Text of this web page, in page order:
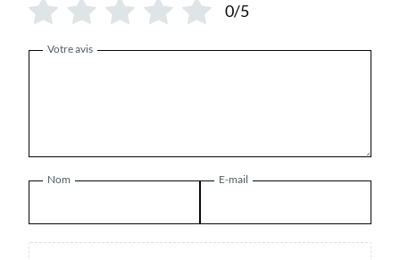
0/5
Votre avis
Nom E-mail